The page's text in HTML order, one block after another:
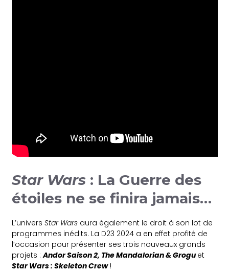
Star Wars : La Guerre des
étoiles ne se finira jamais…
L’universStar Wars aura également le droit à son lot de
programmes inédits. La D23 2024 a en effet profité de
l’occasion pour présenter ses trois nouveaux grands
projets :Andor Saison 2, The Mandalorian & Groguet
Star Wars : Skeleton Crew !